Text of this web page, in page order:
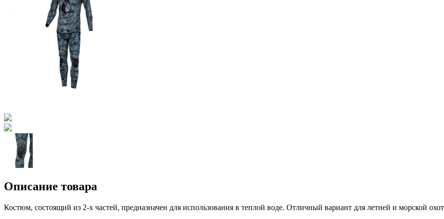
Описание товара
Костюм, состоящий из 2-х частей, предназначен для использования в теплой воде. Отличный вариант для летней и морской